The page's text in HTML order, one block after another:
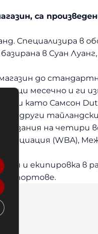
са
Специализира в
в Суан
до
месечно и ги
като Самсон
други
на четири
(WBA),
и екипировка в
спортове.